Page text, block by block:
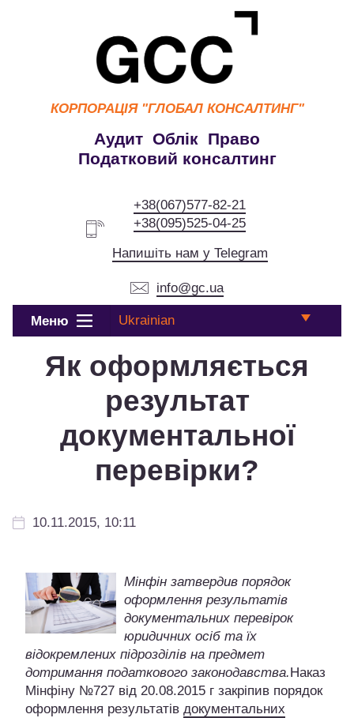
КОРПОРАЦІЯ "ГЛОБАЛ КОНСАЛТИНГ"
Аудит Облік Право
Податковий консалтинг
+38(067)577-82-21
+38(095)525-04-25
Напишіть нам у Telegram
info@gc.ua
Меню Ukrainian
Як оформляється
результат
документальної
перевірки?
10.11.2015, 10:11
Мінфін затвердив порядок
оформлення результатів
документальних перевірок
юридичних осіб та їх
відокремлених підрозділів на предмет
дотримання податкового законодавства.Наказ
Мінфіну №727 від 20.08.2015 г закріпив порядок
оформлення результатів документальних